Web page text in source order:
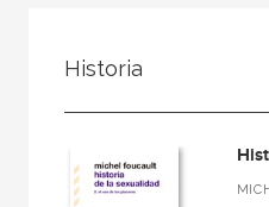
Ciencias humanas y sociales
Historia
Historia